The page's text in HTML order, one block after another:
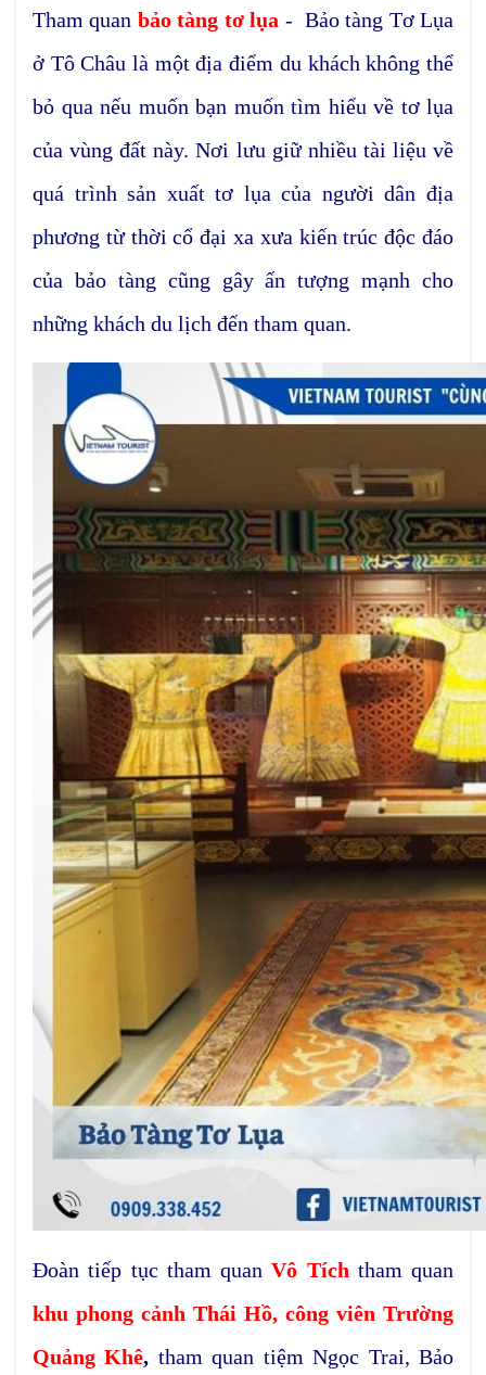
Tham quan bảo tàng tơ lụa - Bảo tàng Tơ Lụa
ở Tô Châu là một địa điểm du khách không thể
bỏ qua nếu muốn bạn muốn tìm hiểu về tơ lụa
của vùng đất này. Nơi lưu giữ nhiều tài liệu về
quá trình sản xuất tơ lụa của người dân địa
phương từ thời cổ đại xa xưa kiến trúc độc đáo
của bảo tàng cũng gây ấn tượng mạnh cho
những khách du lịch đến tham quan.
Đoàn tiếp tục tham quanVô Tích tham quan
khu phong cảnh Thái Hồ, công viên Trường
Quảng Khê, tham quan tiệm Ngọc Trai, Bảo